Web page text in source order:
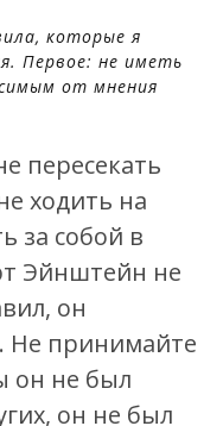
которые я
Первое: не иметь
от мнения
пересекать
ходить на
за собой в
Эйнштейн не
он
Не принимайте
он не был
он не был